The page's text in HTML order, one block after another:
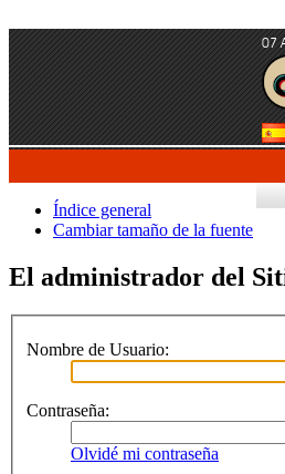
07
Índice general
Cambiar tamaño de la fuente
El administrador del
Nombre de Usuario:
Contraseña:
Olvidé mi contraseña